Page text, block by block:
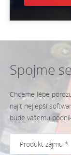
Spojme
Chceme lépe
najít nejlepší
bude vašemu